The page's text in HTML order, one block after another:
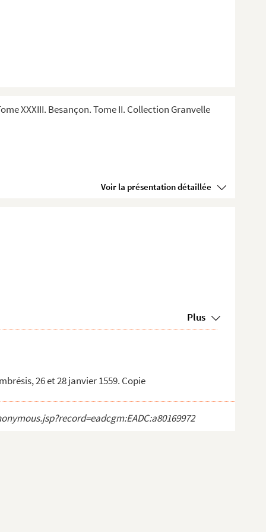
XXXIII. Besançon. Tome II. Collection Granvelle
Voir la présentation détaillée
Plus
26 et 28 janvier 1559. Copie